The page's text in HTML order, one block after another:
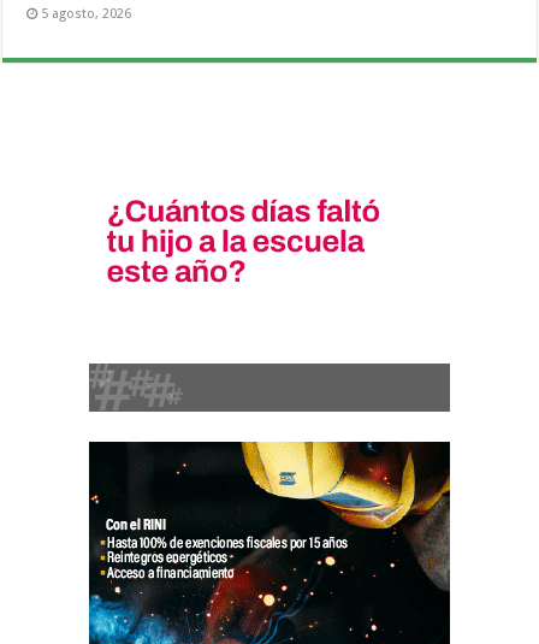
5 agosto, 2026